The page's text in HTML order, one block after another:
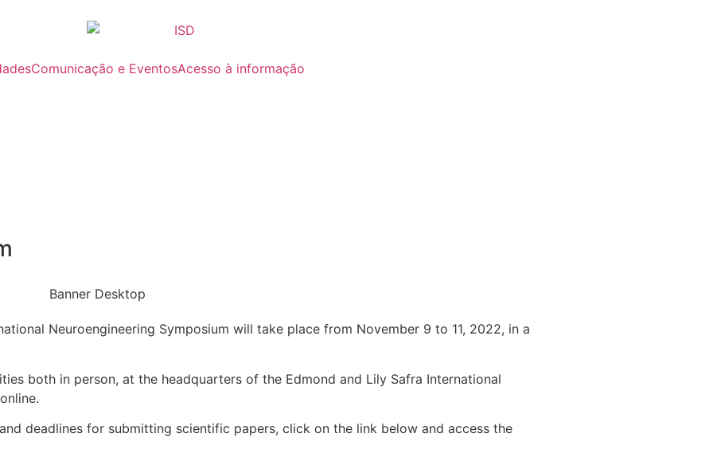
Comunicação e EventosAcesso à informação
Neuroengineering Symposium will take place from November 9 to 11, 2022, in a
both in person, at the headquarters of the Edmond and Lily Safra International
deadlines for submitting scientific papers, click on the link below and access the